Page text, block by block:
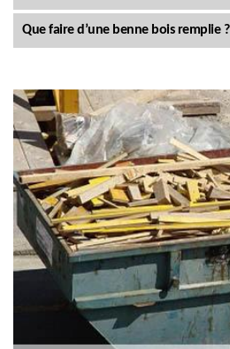
Que faire d’une benne bois remplie ?